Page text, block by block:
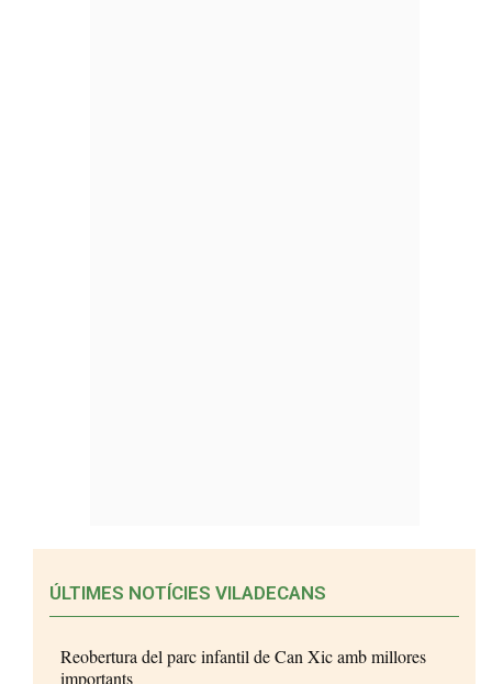
ÚLTIMES NOTÍCIES VILADECANS
Reobertura del parc infantil de Can Xic amb millores
importants